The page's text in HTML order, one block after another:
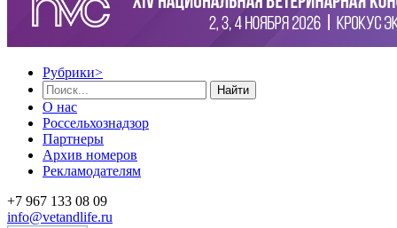
Рубрики>
Найти
О нас
Россельхознадзор
Партнеры
Архив номеров
Рекламодателям
+7 967 133 08 09
info@vetandlife.ru